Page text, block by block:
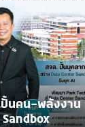
นคน-พลังงาน